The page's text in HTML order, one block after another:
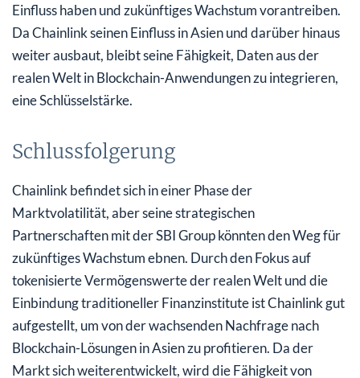
Einfluss haben und zukünftiges Wachstum vorantreiben.
Da Chainlink seinen Einfluss in Asien und darüber hinaus
weiter ausbaut, bleibt seine Fähigkeit, Daten aus der
realen Welt in Blockchain-Anwendungen zu integrieren,
eine Schlüsselstärke.
Schlussfolgerung
Chainlink befindet sich in einer Phase der
Marktvolatilität, aber seine strategischen
Partnerschaften mit der SBI Group könnten den Weg für
zukünftiges Wachstum ebnen. Durch den Fokus auf
tokenisierte Vermögenswerte der realen Welt und die
Einbindung traditioneller Finanzinstitute ist Chainlink gut
aufgestellt, um von der wachsenden Nachfrage nach
Blockchain-Lösungen in Asien zu profitieren. Da der
Markt sich weiterentwickelt, wird die Fähigkeit von